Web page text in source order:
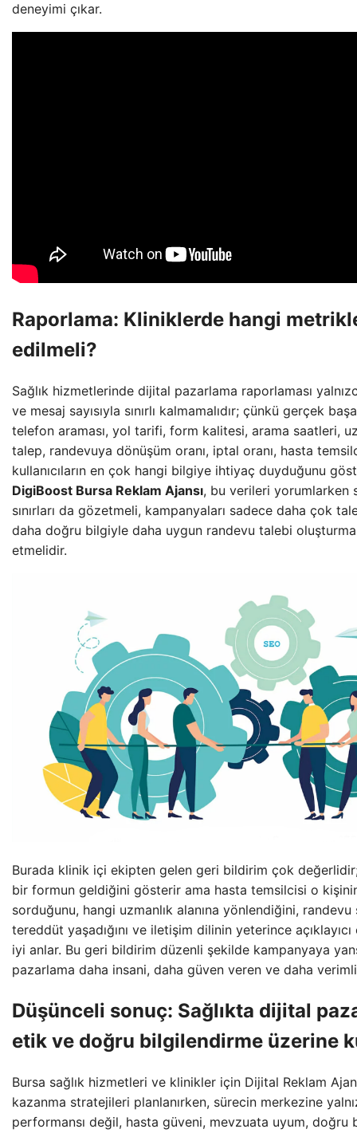
deneyimi çıkar.
Raporlama: Kliniklerde hangi
edilmeli?
Sağlık hizmetlerinde dijital pazarlama raporlaması
ve mesaj sayısıyla sınırlı kalmamalıdır; çünkü gerçek
telefon araması, yol tarifi, form kalitesi, arama saatleri,
talep, randevuya dönüşüm oranı, iptal oranı, hasta
kullanıcıların en çok hangi bilgiye ihtiyaç duyduğunu
DigiBoost Bursa Reklam Ajansı, bu verileri yorumlarken
sınırları da gözetmeli, kampanyaları sadece daha çok
daha doğru bilgiyle daha uygun randevu talebi
etmelidir.
Burada klinik içi ekipten gelen geri bildirim çok
bir formun geldiğini gösterir ama hasta temsilcisi o
sorduğunu, hangi uzmanlık alanına yönlendiğini,
tereddüt yaşadığını ve iletişim dilinin yeterince açıklayıcı
iyi anlar. Bu geri bildirim düzenli şekilde kampanyaya
pazarlama daha insani, daha güven veren ve daha
Düşünceli sonuç: Sağlıkta dijital
etik ve doğru bilgilendirme üzerine
Bursa sağlık hizmetleri ve klinikler için Dijital Reklam
kazanma stratejileri planlanırken, sürecin merkezine
performansı değil, hasta güveni, mevzuata uyum, doğru